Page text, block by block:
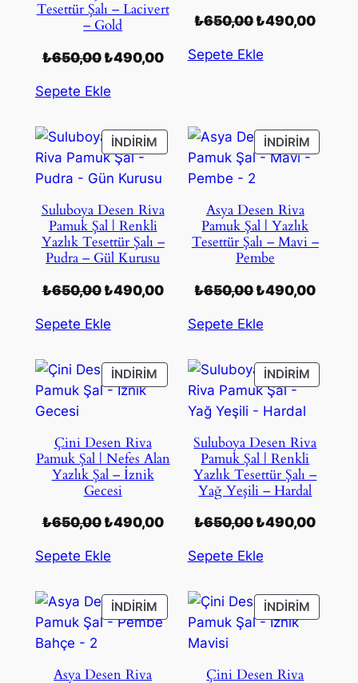
Tesettür Şalı – Lacivert
– Gold
₺650,00 Orijinal
₺650,00.
₺490,00Şu
Sepete Ekle
₺650,00Orijinal
₺650,00.
₺490,00Şu
Sepete Ekle
İNDIRIM İNDIRIMDEKI
ÜRÜN
Suluboya Desen Riva
Pamuk Şal | Renkli
Yazlık Tesettür Şalı –
Pudra – Gül Kurusu
₺650,00 Orijinal
₺650,00.
₺490,00Şu
fiyat:
Sepete Ekle
İNDIRIM
ÜRÜN
Asya Desen Riva
Pamuk Şal | Yazlık
Tesettür Şalı – Mavi –
Pembe
₺650,00Orijinal
₺650,00.
₺490,00Şu
Sepete Ekle
İNDIRIM
İNDIRIMDEKI
ÜRÜN
Çini Desen Riva
Pamuk Şal | Nefes Alan
Yazlık Şal – İznik
Gecesi
₺650,00 Orijinal
₺650,00.
₺490,00Şu
fiyat:
Sepete Ekle
İNDIRIM
ÜRÜN
Suluboya Desen Riva
Pamuk Şal | Renkli
Yazlık Tesettür Şalı –
Yağ Yeşili – Hardal
₺650,00Orijinal
₺650,00.
₺490,00Şu
Sepete Ekle
İNDIRIM İNDIRIMDEKI
ÜRÜN
Asya Desen Riva
İNDIRIM
ÜRÜN
Çini Desen Riva